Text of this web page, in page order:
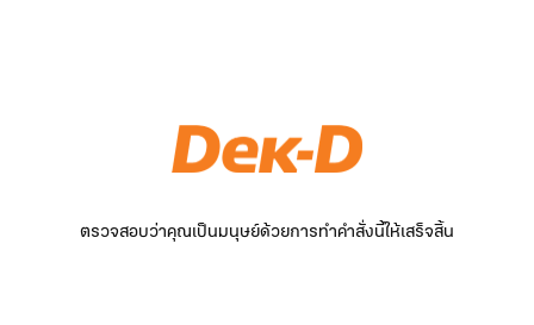
ตรวจสอบว่าคุณเป็นมนุษย์ด้วยการทำคำสั่งนี้ให้เสร็จสิ้น